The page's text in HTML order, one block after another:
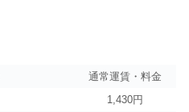
通常運賃・料金
1,430円